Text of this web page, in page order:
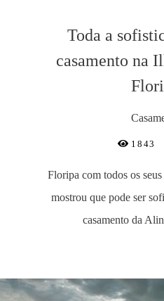
Toda a
casamento na
1843
Floripa com todos os seus
mostrou que pode ser
casamento da